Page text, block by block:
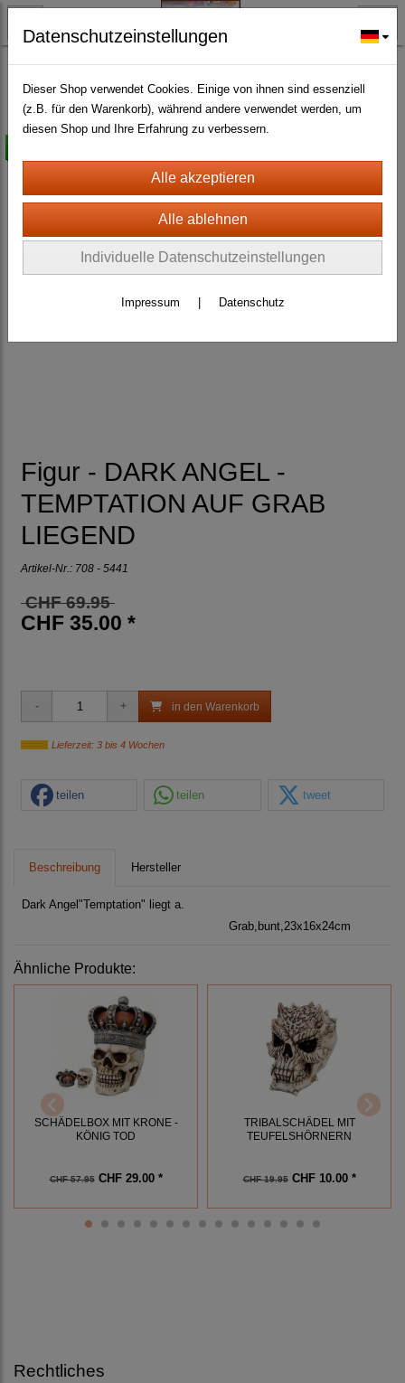
HAUSHALT UND KÜCHE Dekoration - Sonstiges(67)
Figur - DARK ANGEL -
TEMPTATION AUF GRAB
LIEGEND
Artikel-Nr.: 708 - 5441
CHF 69.95
CHF 35.00 *
in den Warenkorb
Lieferzeit: 3 bis 4 Wochen
teilen teilen tweet
Beschreibung Hersteller
Dark Angel"Temptation" liegt a.
Grab,bunt,23x16x24cm
Ähnliche Produkte:
SCHÄDELBOX MIT KRONE -
KÖNIG TOD
CHF 57.95CHF 29.00 *
TRIBALSCHÄDEL MIT
TEUFELSHÖRNERN
CHF 19.95CHF 10.00 *
Rechtliches
Datenschutzeinstellungen
Dieser Shop verwendet Cookies. Einige von ihnen sind essenziell
(z.B. für den Warenkorb), während andere verwendet werden, um
diesen Shop und Ihre Erfahrung zu verbessern.
Individuelle Datenschutzeinstellungen
Impressum Datenschutz